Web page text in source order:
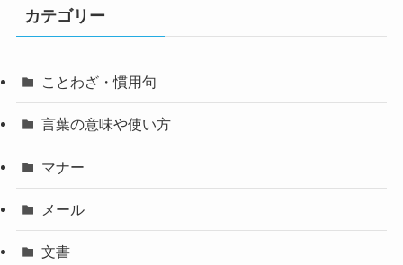
カテゴリー
ことわざ・慣用句
言葉の意味や使い方
マナー
メール
文書